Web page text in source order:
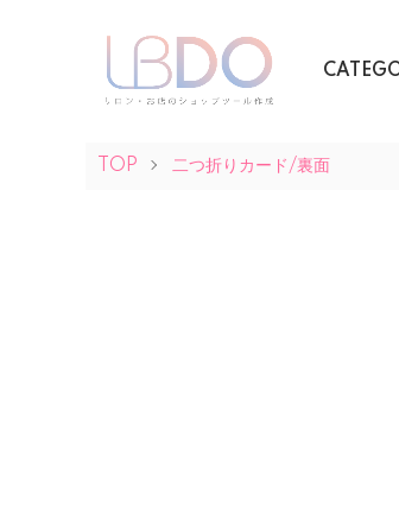
TOP 二つ折りカード/裏面